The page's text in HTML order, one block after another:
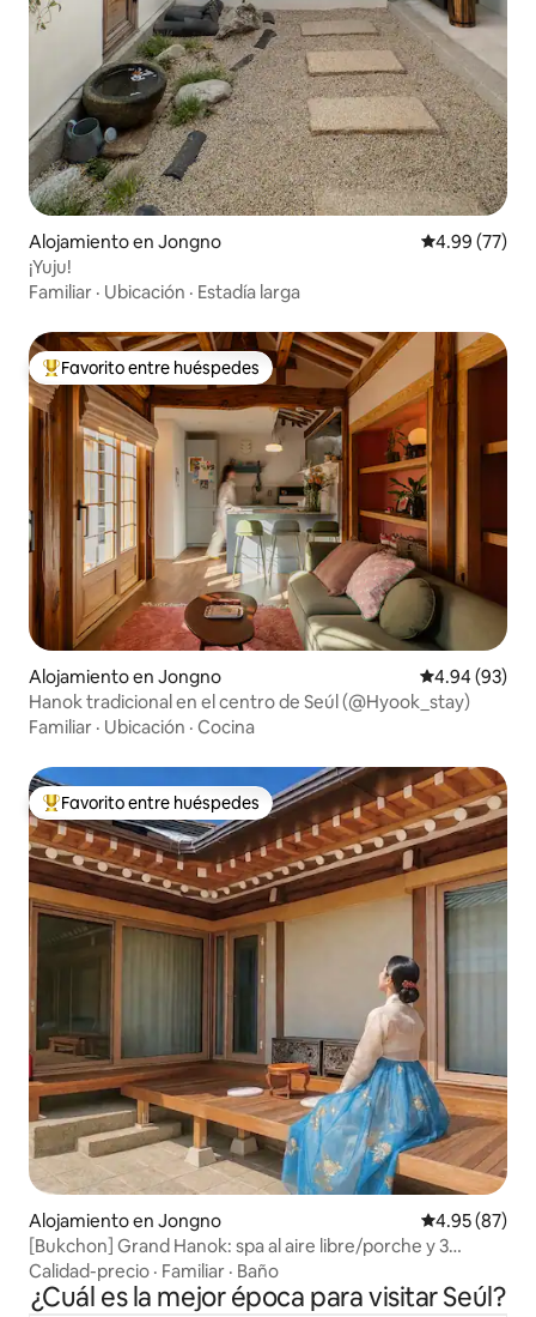
Alojamiento en Jongno Calificación
4.99 (77)
¡Yuju!
Familiar · Ubicación · Estadía larga
Favorito entre huéspedes preferido
Favorito entre huéspedes
Alojamiento en Jongno Calificación
4.94 (93)
Hanok tradicional en el centro de Seúl (@Hyook_stay)
Familiar · Ubicación · Cocina
Favorito entre huéspedes preferido
Favorito entre huéspedes
Alojamiento en Jongno Calificación
4.95 (87)
[Bukchon] Grand Hanok: spa al aire libre/porche y 3
dormitorios y 3 baños
Calidad-precio · Familiar · Baño
¿Cuál es la mejor época para visitar Seúl?